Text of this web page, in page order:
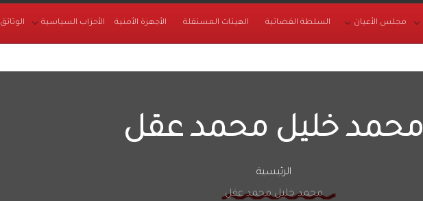
مجلس الأعيان السلطة القضائية الهيئات المستقلة الأجهزة الأمنية الأحزاب السياسية الوثائق
محمد خليل محمد عقل
الرئيسية
محمد خليل محمد عقل